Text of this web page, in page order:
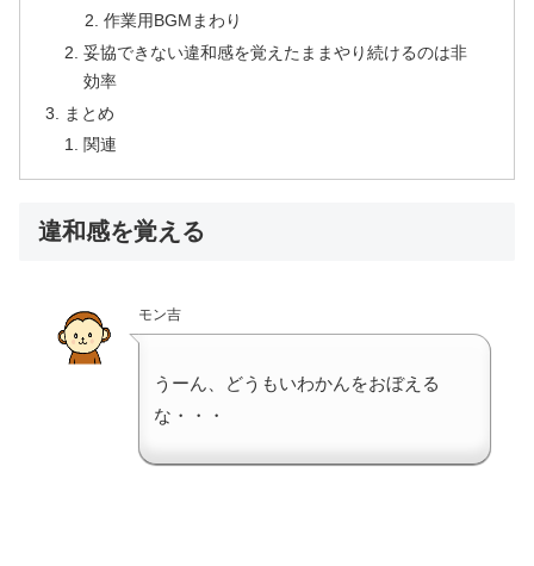
作業用BGMまわり
妥協できない違和感を覚えたままやり続けるのは非
効率
まとめ
関連
違和感を覚える
モン吉
うーん、どうもいわかんをおぼえる
な・・・